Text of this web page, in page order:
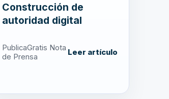
Construcción de
autoridad digital
PublicaGratis Nota
de Prensa
Leer artículo